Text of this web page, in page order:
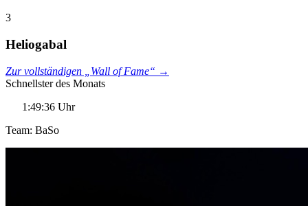
3
Heliogabal
Zur vollständigen „Wall of Fame“ →
Schnellster des Monats
1:49:36 Uhr
Team: BaSo